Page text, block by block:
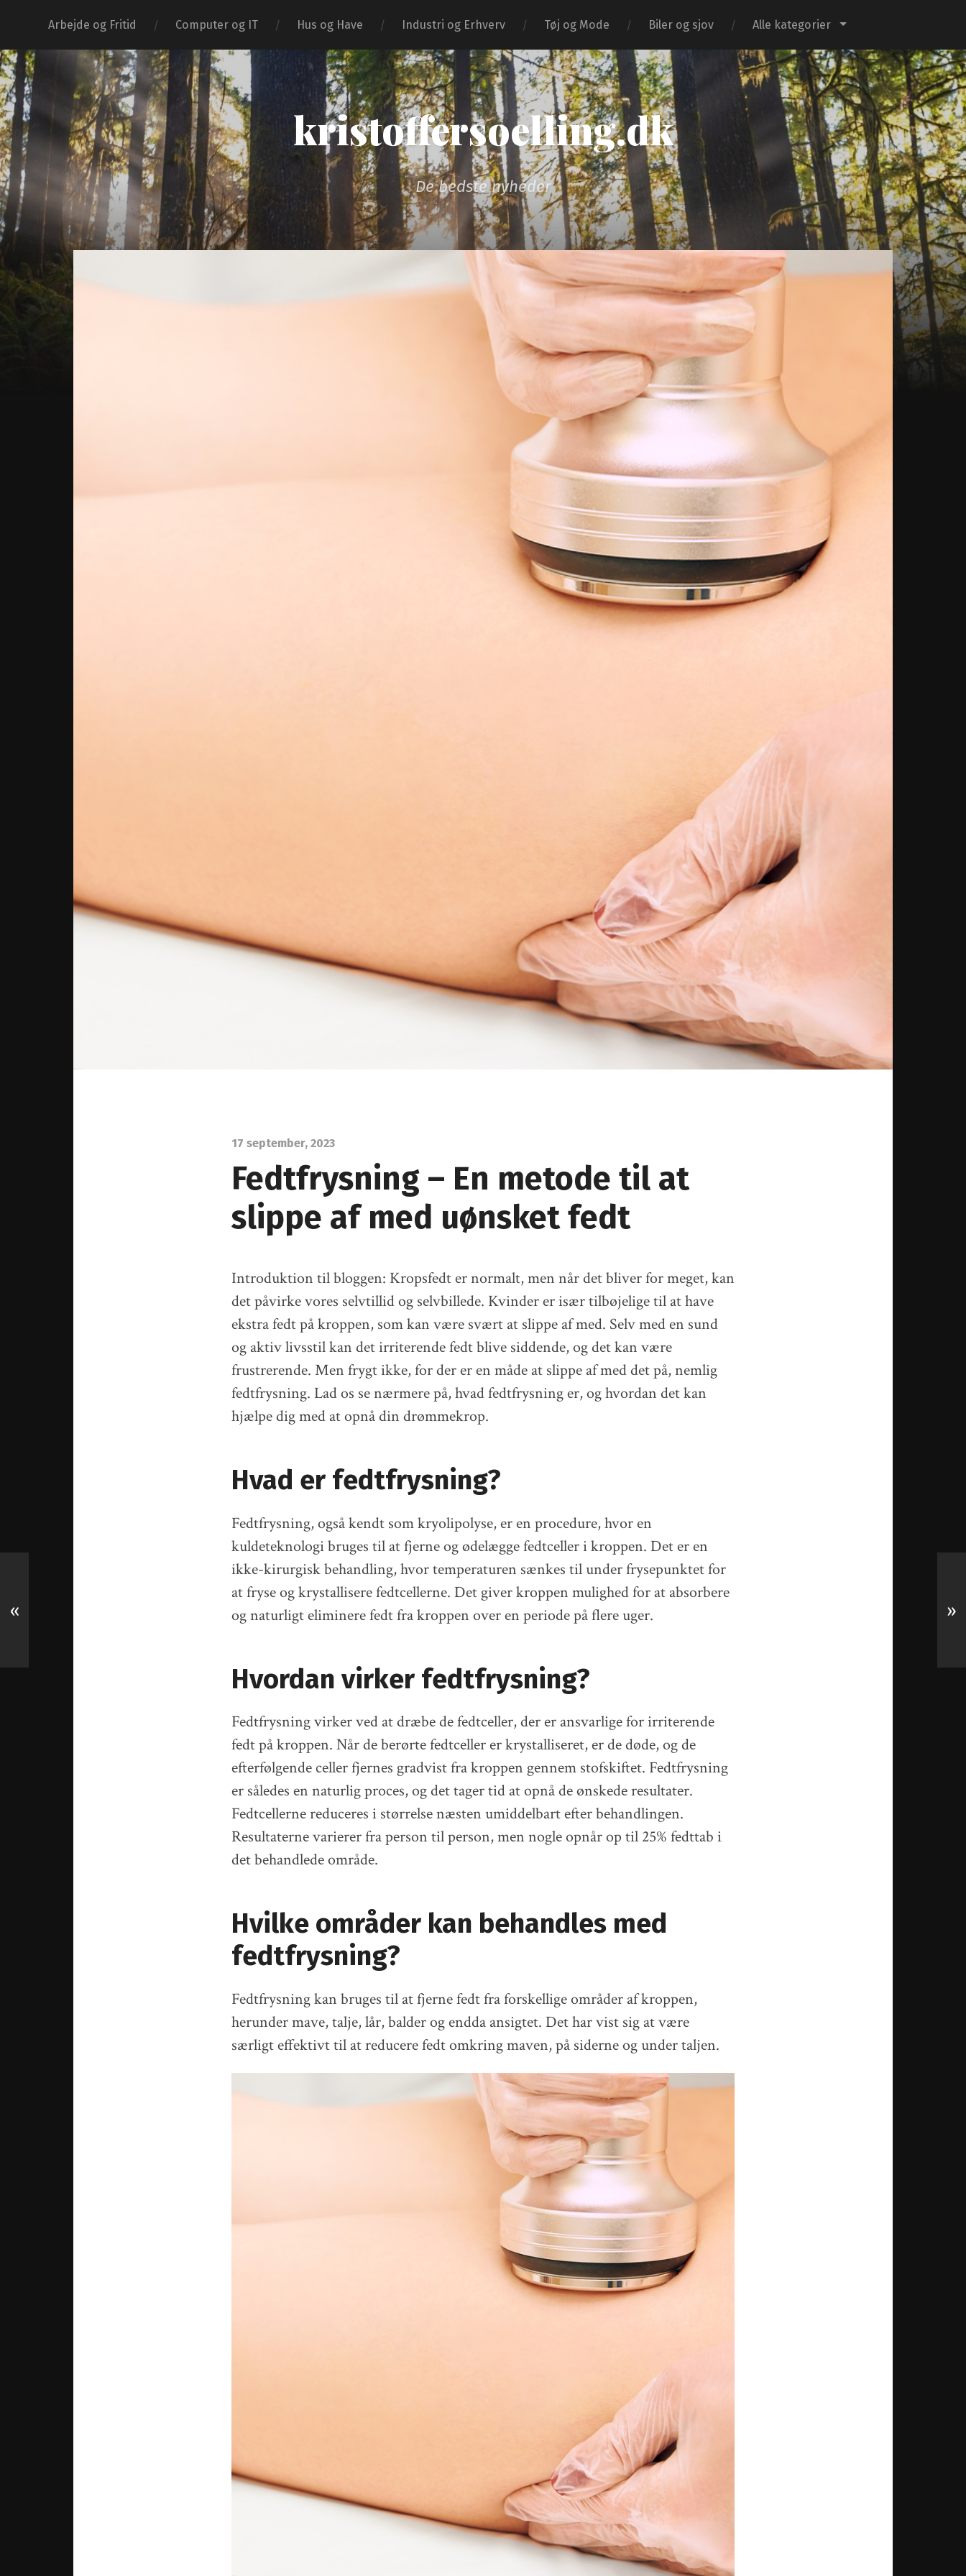
Arbejde og Fritid Computer og IT Hus og Have Industri og Erhverv Tøj og Mode Biler og sjov Alle kategorier
kristoffersoelling.dk
De bedste nyheder
17 september, 2023
Fedtfrysning – En metode til at
slippe af med uønsket fedt
Introduktion til bloggen: Kropsfedt er normalt, men når det bliver for meget, kan
det påvirke vores selvtillid og selvbillede. Kvinder er især tilbøjelige til at have
ekstra fedt på kroppen, som kan være svært at slippe af med. Selv med en sund
og aktiv livsstil kan det irriterende fedt blive siddende, og det kan være
frustrerende. Men frygt ikke, for der er en måde at slippe af med det på, nemlig
fedtfrysning. Lad os se nærmere på, hvad fedtfrysning er, og hvordan det kan
hjælpe dig med at opnå din drømmekrop.
Hvad er fedtfrysning?
Fedtfrysning, også kendt som kryolipolyse, er en procedure, hvor en
kuldeteknologi bruges til at fjerne og ødelægge fedtceller i kroppen. Det er en
ikke-kirurgisk behandling, hvor temperaturen sænkes til under frysepunktet for
at fryse og krystallisere fedtcellerne. Det giver kroppen mulighed for at absorbere
og naturligt eliminere fedt fra kroppen over en periode på flere uger.
Hvordan virker fedtfrysning?
Fedtfrysning virker ved at dræbe de fedtceller, der er ansvarlige for irriterende
fedt på kroppen. Når de berørte fedtceller er krystalliseret, er de døde, og de
efterfølgende celler fjernes gradvist fra kroppen gennem stofskiftet. Fedtfrysning
er således en naturlig proces, og det tager tid at opnå de ønskede resultater.
Fedtcellerne reduceres i størrelse næsten umiddelbart efter behandlingen.
Resultaterne varierer fra person til person, men nogle opnår op til 25% fedttab i
det behandlede område.
Hvilke områder kan behandles med
fedtfrysning?
Fedtfrysning kan bruges til at fjerne fedt fra forskellige områder af kroppen,
herunder mave, talje, lår, balder og endda ansigtet. Det har vist sig at være
særligt effektivt til at reducere fedt omkring maven, på siderne og under taljen.
« »